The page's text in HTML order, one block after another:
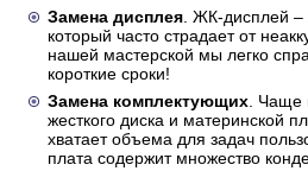
Замена дисплея . ЖК-дисплей –
который часто страдает от
нашей мастерской мы легко
короткие сроки!
Замена комплектующих . Чаще
жесткого диска и материнской
хватает объема для задач
плата содержит множество